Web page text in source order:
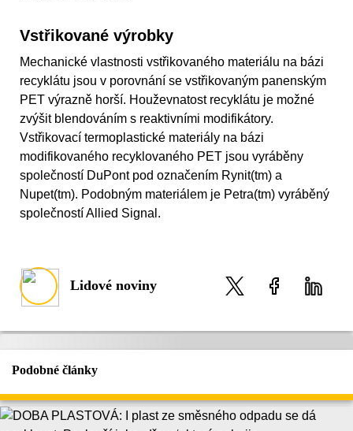
Vstřikované výrobky
Mechanické vlastnosti vstřikovaného materiálu na bázi
recyklátu jsou v porovnání se vstřikovaným panenským
PET výrazně horší. Houževnatost recyklátu je možné
zvýšit blendováním s reaktivními modifikátory.
Vstřikovací termoplastické materiály na bázi
modifikovaného recyklovaného PET jsou vyráběny
společností DuPont pod označením Rynit(tm) a
Nupet(tm). Podobným materiálem je Petra(tm) vyráběný
společností Allied Signal.
Lidové noviny
Podobné články